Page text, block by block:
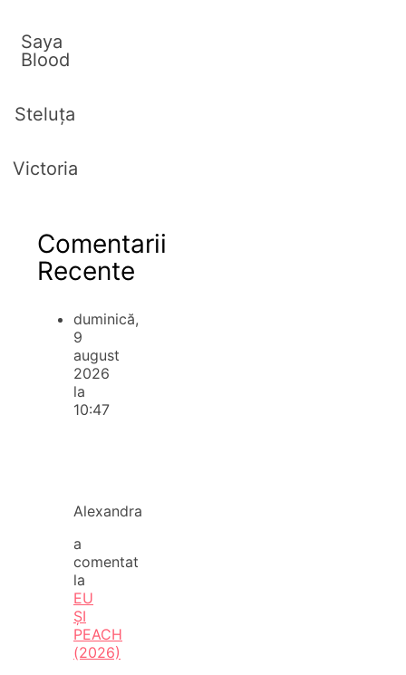
Saya
Blood
Steluța
Victoria
Comentarii
Recente
duminică,
9
august
2026
la
10:47
Alexandra
a
comentat
la
EU
ȘI
PEACH
(2026)